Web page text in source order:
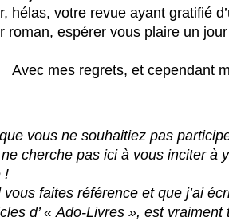
hélas, votre revue ayant gratifié
roman, espérer vous plaire un
Avec mes regrets, et cependant
vous ne souhaitiez pas
cherche pas ici à vous inciter à
!
vous faites référence et que j’ai
d’ « Ado-Livres », est vraiment